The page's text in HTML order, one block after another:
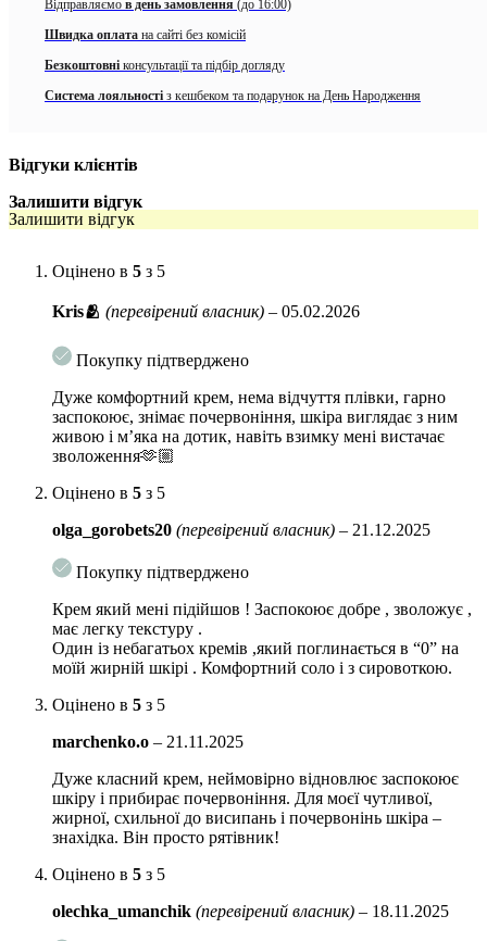
Вирішує наступні проблеми зі шкірою:зміцнення захисного
барʼєру; прибирає почервоніння, зменшує чутливість шкіри; зволожує
Особливості:
Підходить для шкіри, схильної до акне (має сертифікат
Ефективний заспокійливий ефект завдяки мадеказозиду та
Швидко поглинається без липкості та наповнює легким
відчуттям вологи.
температуру шкіри та заспокоює шкіру та почервоніння,
Замість олії ши тут 8 видів гіалуронової кислоти, що значно
полегшило текстуру крему.
структуровану матрицю, яка імітує природний ліпідний
зволоження та зменшує втрату води.
Суміш мадекасосиду та екстракту центели азіатської:
зменшує запалення, покращує мікроциркуляцію, знижує
подразнення, зміцнює бар’єрну функцію та є потужним
антиоксидантом.
Дерма-метали Cu+Zn:
Мідь:
1 Стимуляція колагену і еластину:сприяє виробленню колагену та
еластину, що допомагає підтримувати пружність і еластичність шкіри.
2 Антиоксидантні властивості:має потужні антиоксидантні
передчасному старінню.
3 Заживлення ран:сприяє загоєнню шкіри та покращує відновлення
Відправляємо в день замовлення (до 16:00)
Швидка оплата на сайті без комісій
Безкоштовні консультації та підбір догляду
Система лояльності з кешбеком та подарунок на День Народження
Відгуки клієнтів
Залишити відгук
Залишити відгук
Оцінено в 5 з 5
Kris🫂 (перевірений власник) – 05.02.2026
Покупку підтверджено
Дуже комфортний крем, нема відчуття плівки, гарно
заспокоює, знімає почервоніння, шкіра виглядає з ним
живою і мʼяка на дотик, навіть взимку мені вистачає
зволоження🫶🏼
Оцінено в 5 з 5
olga_gorobets20 (перевірений власник) – 21.12.2025
Покупку підтверджено
Крем який мені підійшов ! Заспокоює добре , зволожує ,
має легку текстуру .
Один із небагатьох кремів ,який поглинається в “0” на
моїй жирній шкірі . Комфортний соло і з сировоткою.
Оцінено в 5 з 5
marchenko.o – 21.11.2025
Дуже класний крем, неймовірно відновлює заспокоює
шкіру і прибирає почервоніння. Для моєї чутливої,
жирної, схильної до висипань і почервонінь шкіра –
знахідка. Він просто рятівник!
Оцінено в 5 з 5
olechka_umanchik (перевірений власник) – 18.11.2025